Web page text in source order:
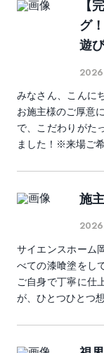
【
グ
遊
みなさん、こんに
お施主様のご厚意
で、こだわりがた
ました！※来場ご
施
サイエンスホーム
べての漆喰塗をし
ご自身で丁寧に仕
が、ひとつひとつ